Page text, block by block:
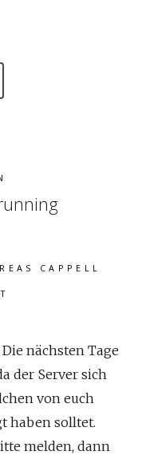
CAPPELL
nächsten Tage
der Server sich
von euch
haben solltet.
melden, dann